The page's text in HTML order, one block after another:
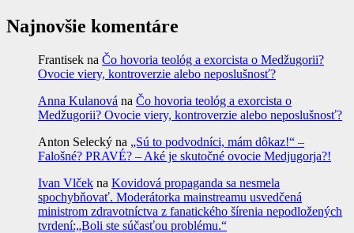
Najnovšie komentáre
Frantisek na Čo hovoria teológ a exorcista o Medžugorii?
Ovocie viery, kontroverzie alebo neposlušnosť?
Anna Kulanová na Čo hovoria teológ a exorcista o
Medžugorii? Ovocie viery, kontroverzie alebo neposlušnosť?
Anton Selecký na „Sú to podvodníci, mám dôkaz!“ –
Falošné? PRAVÉ? – Aké je skutočné ovocie Medjugorja?!
Ivan Vlček na Kovidová propaganda sa nesmela
spochybňovať. Moderátorka mainstreamu usvedčená
ministrom zdravotníctva z fanatického šírenia nepodložených
tvrdení:„Boli ste súčasťou problému.“